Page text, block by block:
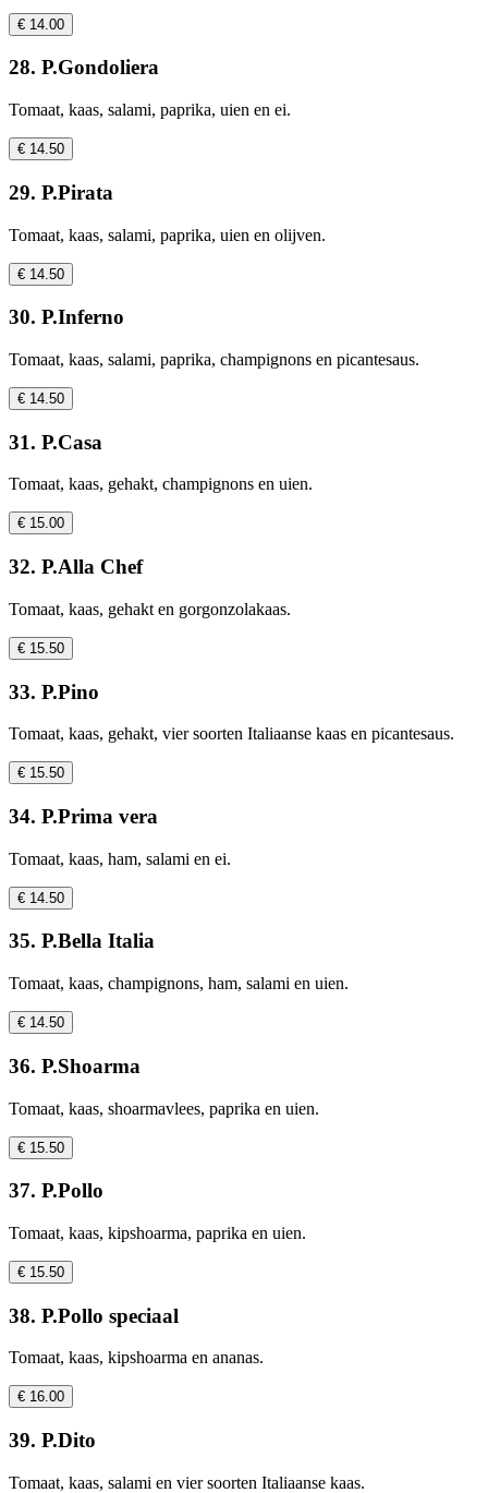
€ 14.00
28. P.Gondoliera
Tomaat, kaas, salami, paprika, uien en ei.
€ 14.50
29. P.Pirata
Tomaat, kaas, salami, paprika, uien en olijven.
€ 14.50
30. P.Inferno
Tomaat, kaas, salami, paprika, champignons en picantesaus.
€ 14.50
31. P.Casa
Tomaat, kaas, gehakt, champignons en uien.
€ 15.00
32. P.Alla Chef
Tomaat, kaas, gehakt en gorgonzolakaas.
€ 15.50
33. P.Pino
Tomaat, kaas, gehakt, vier soorten Italiaanse kaas en picantesaus.
€ 15.50
34. P.Prima vera
Tomaat, kaas, ham, salami en ei.
€ 14.50
35. P.Bella Italia
Tomaat, kaas, champignons, ham, salami en uien.
€ 14.50
36. P.Shoarma
Tomaat, kaas, shoarmavlees, paprika en uien.
€ 15.50
37. P.Pollo
Tomaat, kaas, kipshoarma, paprika en uien.
€ 15.50
38. P.Pollo speciaal
Tomaat, kaas, kipshoarma en ananas.
€ 16.00
39. P.Dito
Tomaat, kaas, salami en vier soorten Italiaanse kaas.